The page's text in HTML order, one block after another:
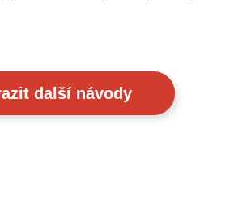
další návody